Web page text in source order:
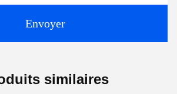
Envoyer
similaires